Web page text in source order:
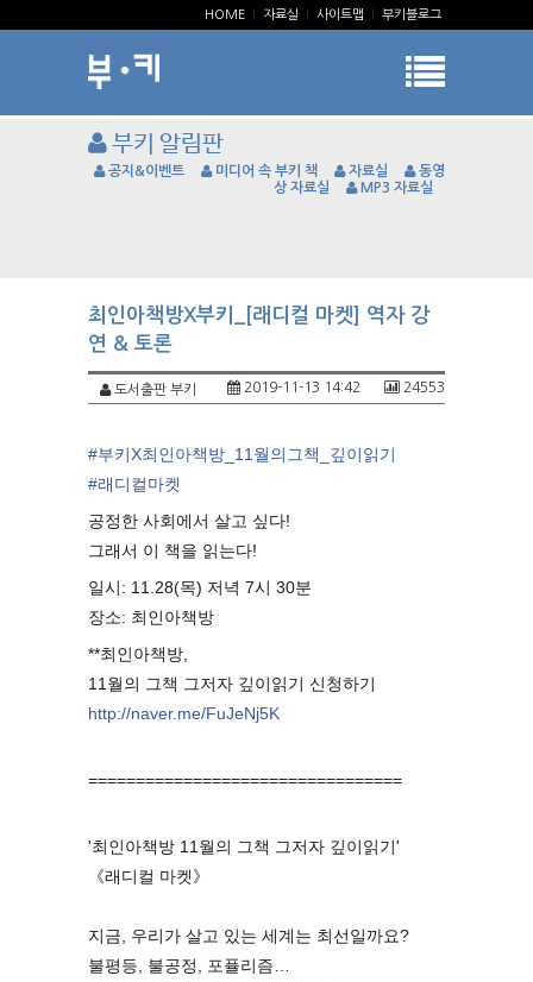
HOME 자료실 사이트맵 부키블로그
부키 알림판
공지&이벤트 미디어 속 부키 책 자료실
동영
상 자료실
MP3 자료실
최인아책방X부키_[래디컬 마켓] 역자 강
연 & 토론
도서출판 부키 24553
2019-11-13 14:42
#부키X최인아책방_11월의그책_깊이읽기
#래디컬마켓
공정한 사회에서 살고 싶다!
그래서 이 책을 읽는다!
일시: 11.28(목) 저녁 7시 30분
장소: 최인아책방
**최인아책방,
11월의 그책 그저자 깊이읽기 신청하기
http://naver.me/FuJeNj5K
=================================
'최인아책방 11월의 그책 그저자 깊이읽기'
《래디컬 마켓》
지금, 우리가 살고 있는 세계는 최선일까요?
불평등, 불공정, 포퓰리즘…